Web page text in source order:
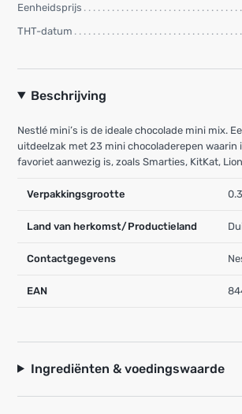
Eenheidsprijs
THT-datum
Beschrijving
Nestlé mini’s is de ideale chocolade mini mix.
uitdeelzak met 23 mini chocoladerepen waarin
favoriet aanwezig is, zoals Smarties, KitKat,
Verpakkingsgrootte
Land van herkomst/Productieland
Contactgegevens
EAN
Ingrediënten & voedingswaarde